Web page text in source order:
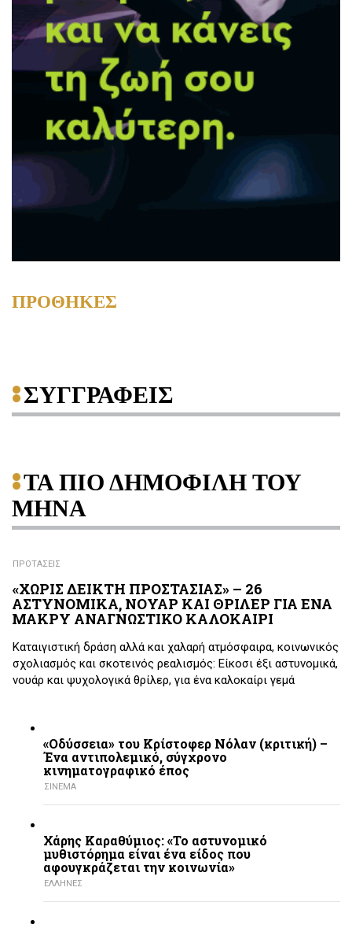
ΠΡΟΘΗΚΕΣ
ΣΥΓΓΡΑΦΕΙΣ
ΤΑ ΠΙΟ ΔΗΜΟΦΙΛΗ ΤΟΥ
ΜΗΝΑ
ΠΡΟΤΑΣΕΙΣ
«ΧΩΡΙΣ ΔΕΙΚΤΗ ΠΡΟΣΤΑΣΙΑΣ» – 26
ΑΣΤΥΝΟΜΙΚΑ, ΝΟΥΑΡ ΚΑΙ ΘΡΙΛΕΡ ΓΙΑ ΕΝΑ
ΜΑΚΡΥ ΑΝΑΓΝΩΣΤΙΚΟ ΚΑΛΟΚΑΙΡΙ
Καταιγιστική δράση αλλά και χαλαρή ατμόσφαιρα, κοινωνικός
σχολιασμός και σκοτεινός ρεαλισμός: Είκοσι έξι αστυνομικά,
νουάρ και ψυχολογικά θρίλερ, για ένα καλοκαίρι γεμά
«Οδύσσεια» του Κρίστοφερ Νόλαν (κριτική) –
Ένα αντιπολεμικό, σύγχρονο
κινηματογραφικό έπος
ΣΙΝΕΜΑ
Χάρης Καραθύμιος: «Το αστυνομικό
μυθιστόρημα είναι ένα είδος που
αφουγκράζεται την κοινωνία»
ΕΛΛΗΝΕΣ